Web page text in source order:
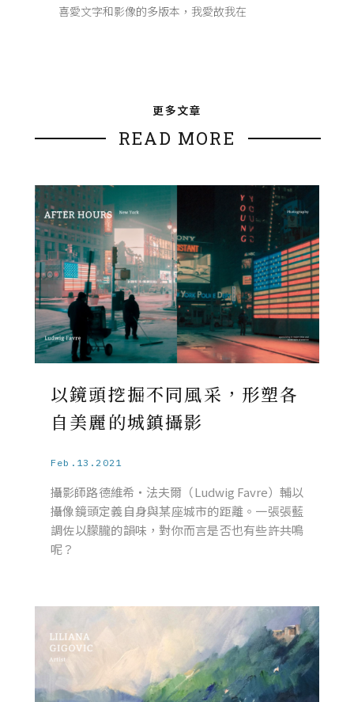
喜愛文字和影像的多版本，我愛故我在
更多文章
READ MORE
以鏡頭挖掘不同風采，形塑各
自美麗的城鎮攝影
Feb.13.2021
攝影師路德維希・法夫爾（Ludwig Favre）輔以
攝像鏡頭定義自身與某座城市的距離。一張張藍
調佐以朦朧的韻味，對你而言是否也有些許共鳴
呢？